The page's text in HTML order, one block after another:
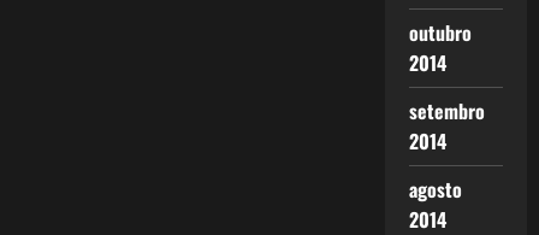
outubro
2014
setembro
2014
agosto
2014